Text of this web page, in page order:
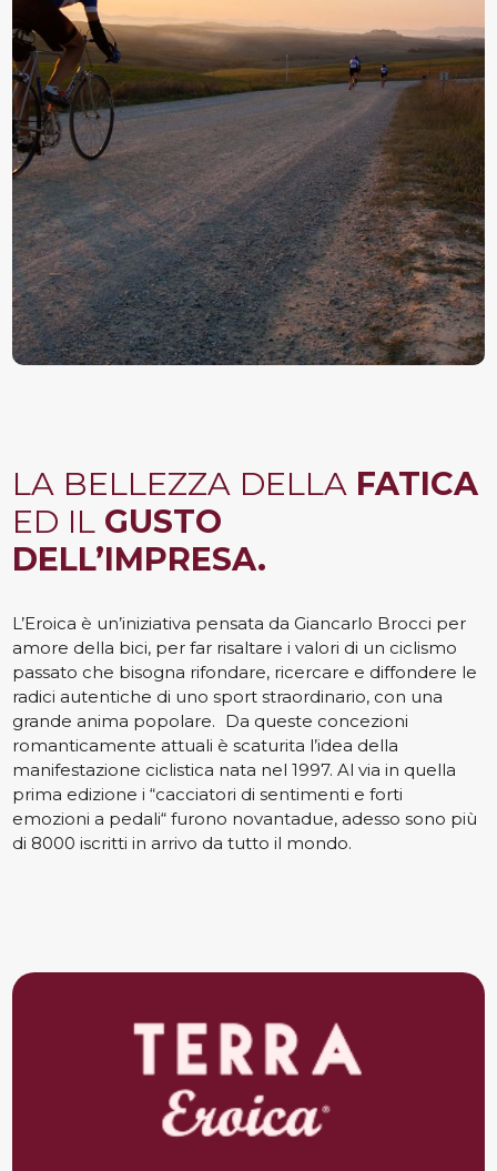
LA BELLEZZA DELLA FATICA
ED IL GUSTO
DELL’IMPRESA.
L’Eroica è un’iniziativa pensata da Giancarlo Brocci per
amore della bici, per far risaltare i valori di un ciclismo
passato che bisogna rifondare, ricercare e diffondere le
radici autentiche di uno sport straordinario, con una
grande anima popolare. Da queste concezioni
romanticamente attuali è scaturita l’idea della
manifestazione ciclistica nata nel 1997. Al via in quella
prima edizione i “cacciatori di sentimenti e forti
emozioni a pedali“ furono novantadue, adesso sono più
di 8000 iscritti in arrivo da tutto il mondo.